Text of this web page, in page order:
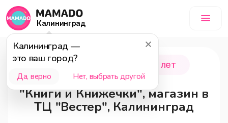
Калининград
Калининград —
это ваш город?
Да, верно Нет, выбрать другой
Калининград 0 - 18 лет
"Книги и Книжечки", магазин в
ТЦ "Вестер", Калининград